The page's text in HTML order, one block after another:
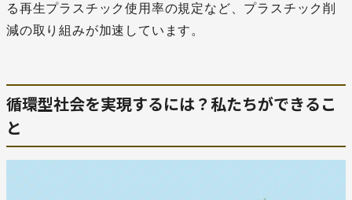
る再生プラスチック使用率の規定など、プラスチック削
減の取り組みが加速しています。
循環型社会を実現するには？私たちができるこ
と